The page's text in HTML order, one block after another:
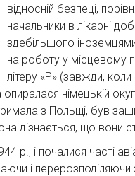
відносній безпеці,
начальники в лікарні
здебільшого
на роботу у місцевому
літеру «Р» (завжди,
німецькій
з Польщі, був
дізнається, що вони
р., і почалися часті
і перерозподіляючи